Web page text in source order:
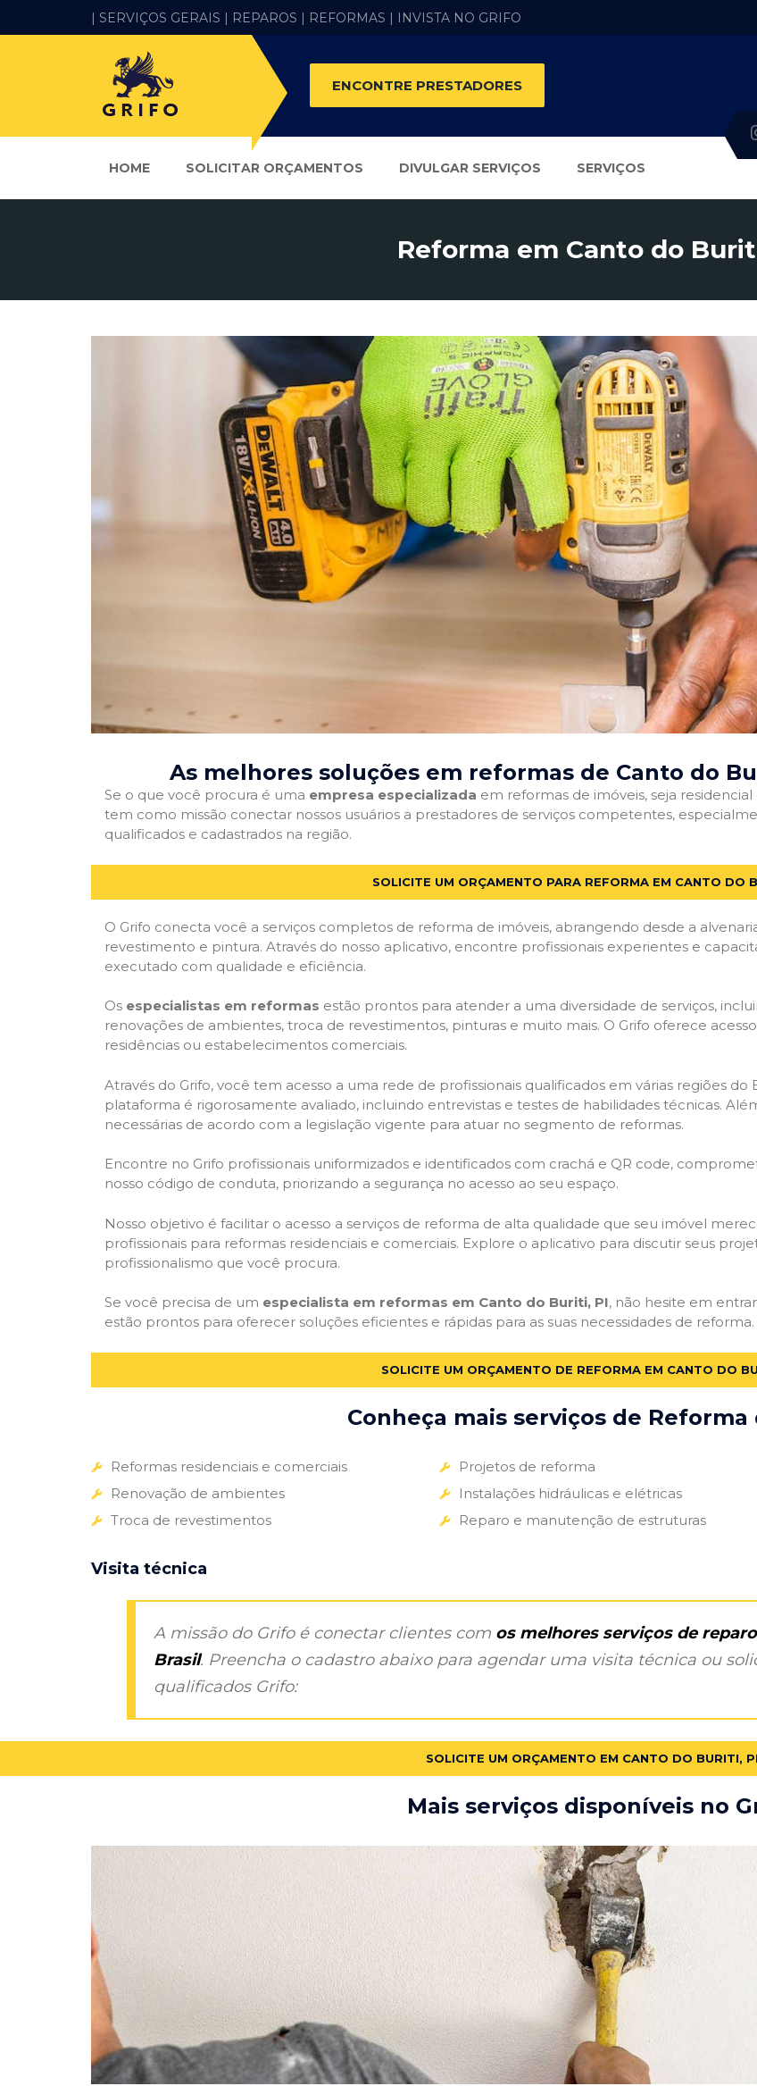
| SERVIÇOS GERAIS | REPAROS | REFORMAS | INVISTA NO GRIFO
ENCONTRE PRESTADORES
HOME SOLICITAR ORÇAMENTOS DIVULGAR SERVIÇOS SERVIÇOS
Reforma em Canto do
As melhores soluções em reformas de Canto do
Se o que você procura é uma empresa especializada em reformas de imóveis, seja
tem como missão conectar nossos usuários a prestadores de serviços competentes,
qualificados e cadastrados na região.
SOLICITE UM ORÇAMENTO PARA REFORMA EM CANTO DO
O Grifo conecta você a serviços completos de reforma de imóveis, abrangendo desde a
revestimento e pintura. Através do nosso aplicativo, encontre profissionais experientes e
executado com qualidade e eficiência.
Os especialistas em reformas estão prontos para atender a uma diversidade de serviços,
renovações de ambientes, troca de revestimentos, pinturas e muito mais. O Grifo oferece
residências ou estabelecimentos comerciais.
Através do Grifo, você tem acesso a uma rede de profissionais qualificados em várias regiões
plataforma é rigorosamente avaliado, incluindo entrevistas e testes de habilidades técnicas.
necessárias de acordo com a legislação vigente para atuar no segmento de reformas.
Encontre no Grifo profissionais uniformizados e identificados com crachá e QR code,
nosso código de conduta, priorizando a segurança no acesso ao seu espaço.
Nosso objetivo é facilitar o acesso a serviços de reforma de alta qualidade que seu imóvel
profissionais para reformas residenciais e comerciais. Explore o aplicativo para discutir seus
profissionalismo que você procura.
Se você precisa de um especialista em reformas em Canto do Buriti, PI, não hesite em
estão prontos para oferecer soluções eficientes e rápidas para as suas necessidades de reforma.
SOLICITE UM ORÇAMENTO DE REFORMA EM CANTO DO
Conheça mais serviços de Reforma
Reformas residenciais e comerciais
Renovação de ambientes
Troca de revestimentos
Projetos de reforma
Instalações hidráulicas e elétricas
Reparo e manutenção de estruturas
Visita técnica
A missão do Grifo é conectar clientes com os melhores serviços de
Brasil. Preencha o cadastro abaixo para agendar uma visita técnica ou
qualificados Grifo:
SOLICITE UM ORÇAMENTO EM CANTO DO BURITI, PI
Mais serviços disponíveis no